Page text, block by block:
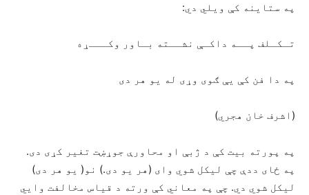
په ستاینه کې ویلي دي:
تـکـلف پــه داکـې نشــته بـاور وکـــړه
په دا فن کې یې ګوی وړی له یو هر دی
(اشرف خان هجري)
په پورته بیت کې د ژبې او محاورې جوړښت تغیر کړی دی.
په ځای ددې چې لیکل شوي وای (هر یو دی.) نو( یو هر دی)
لیکل شوي دي. چې په معاني کې ورته د قیاس مخالفت وایي